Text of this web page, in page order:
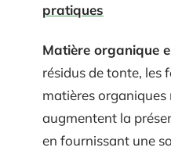
pratiques
Matière organique
résidus de tonte, les
matières organiques
augmentent la
en fournissant une